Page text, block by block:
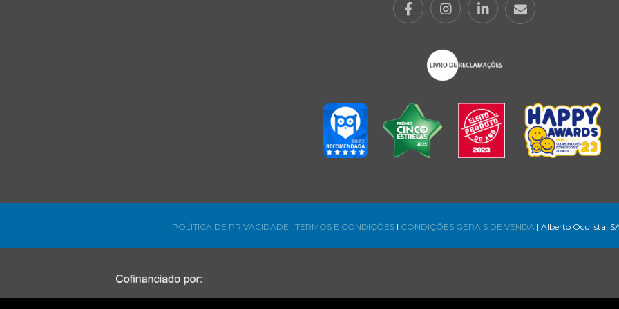
POLÍTICA DE PRIVACIDADE | TERMOS E CONDIÇÕES l CONDIÇÕES GERAIS DE VENDA | Alberto Oculista,